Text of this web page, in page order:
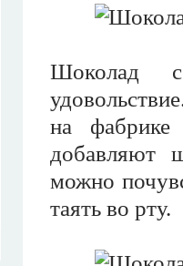
Шоколад
на
добавляют
можно
таять во рту.